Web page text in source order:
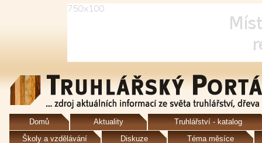
Domů Aktuality
Truhlářství - katalog
Školy a vzdělávání
Diskuze Téma měsíce